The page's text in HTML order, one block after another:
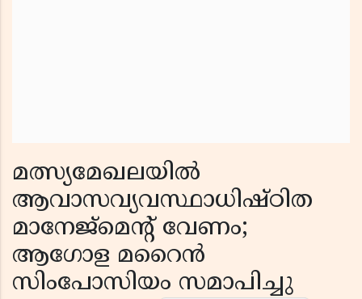
മത്സ്യമേഖലയിൽ
ആവാസവ്യവസ്ഥാധിഷ്ഠിത
മാനേജ്‌മെൻ്റ് വേണം;
ആഗോള മറൈൻ
സിംപോസിയം സമാപിച്ചു